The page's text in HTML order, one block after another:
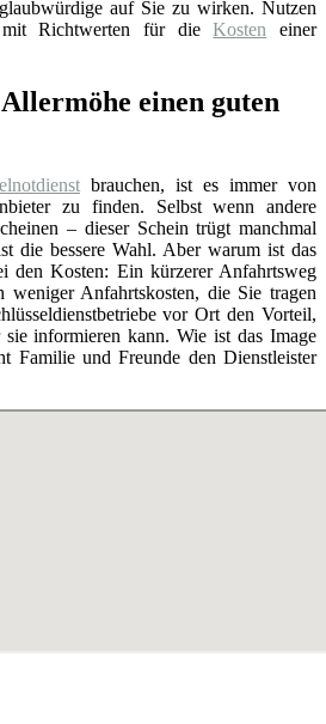
auf Sie zu wirken. Nutzen
mit Richtwerten für dieKosten einer
einen guten
brauchen, ist es immer von
zu finden. Selbst wenn andere
– dieser Schein trügt manchmal
die bessere Wahl. Aber warum ist das
den Kosten: Ein kürzerer Anfahrtsweg
weniger Anfahrtskosten, die Sie tragen
vor Ort den Vorteil,
informieren kann. Wie ist das Image
Familie und Freunde den Dienstleister